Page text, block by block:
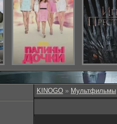
KINOGO » Мультфильмы